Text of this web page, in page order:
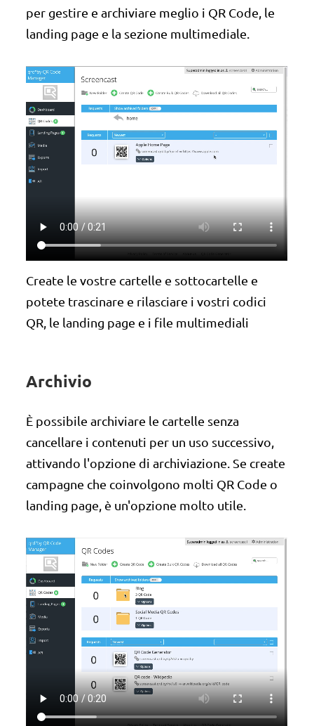
per gestire e archiviare meglio i QR Code, le
landing page e la sezione multimediale.
Create le vostre cartelle e sottocartelle e
potete trascinare e rilasciare i vostri codici
QR, le landing page e i file multimediali
Archivio
È possibile archiviare le cartelle senza
cancellare i contenuti per un uso successivo,
attivando l'opzione di archiviazione. Se create
campagne che coinvolgono molti QR Code o
landing page, è un'opzione molto utile.